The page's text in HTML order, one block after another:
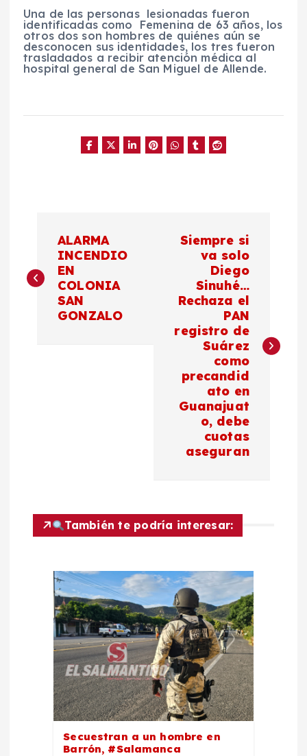
Una de las personas lesionadas fueron
identificadas como Femenina de 63 años, los
otros dos son hombres de quiénes aún se
desconocen sus identidades, los tres fueron
trasladados a recibir atención médica al
hospital general de San Miguel de Allende.
a
v
n
ALARMA
INCENDIO
EN
COLONIA
SAN
GONZALO
Siempre si
va solo
Diego
Sinuhé…
Rechaza el
PAN
registro de
Suárez
como
precandid
ato en
Guanajuat
o, debe
cuotas
aseguran
También te podría interesar:
Secuestran a un hombre en
Barrón, #Salamanca